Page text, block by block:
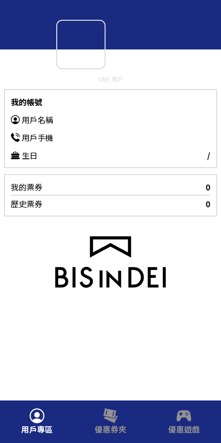
LINE 用戶
我的帳號
用戶名稱
用戶手機
生日
/
我的票券
0
歷史票券
0
用戶專區 優惠券夾 優惠遊戲